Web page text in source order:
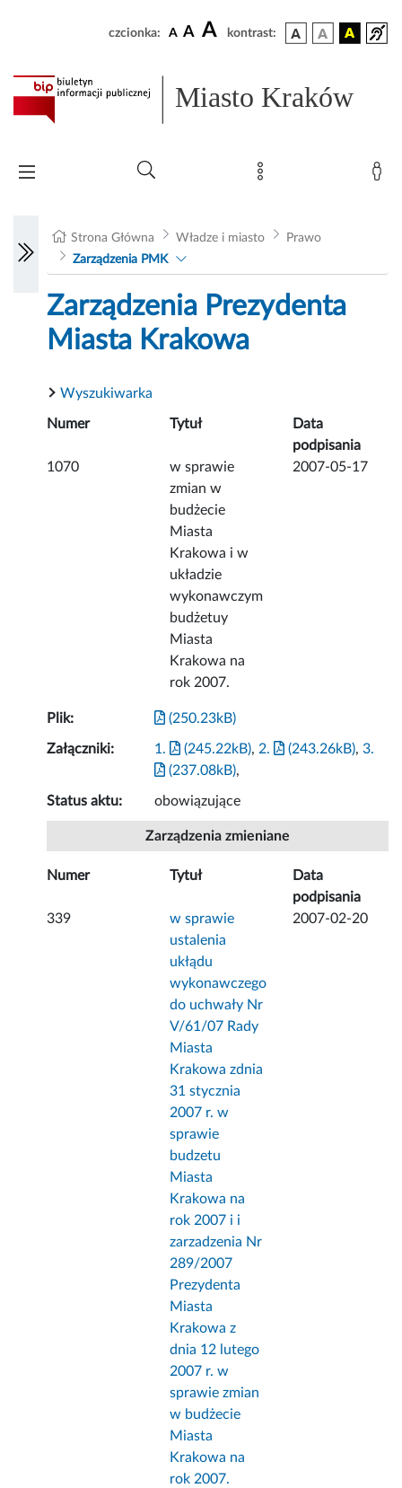
czcionka: A A A kontrast:
Miasto Kraków
Strona Główna Władze i miasto
Prawo
Zarządzenia PMK
Zarządzenia Prezydenta
Miasta Krakowa
Wyszukiwarka
Numer Tytuł
Data
podpisania
1070
w sprawie
zmian w
budżecie
Miasta
Krakowa i w
układzie
wykonawczym
budżetuy
Miasta
Krakowa na
rok 2007.
2007-05-17
Plik: (250.23kB)
Załączniki: 1. (245.22kB), 2. (243.26kB),3.
(237.08kB),
Status aktu: obowiązujące
Zarządzenia zmieniane
Numer Tytuł
Data
podpisania
339
w sprawie
ustalenia
ukłądu
wykonawczego
do uchwały Nr
V/61/07 Rady
Miasta
Krakowa zdnia
31 stycznia
2007 r. w
sprawie
budzetu
Miasta
Krakowa na
rok 2007 i i
zarzadzenia Nr
289/2007
Prezydenta
Miasta
Krakowa z
dnia 12 lutego
2007 r. w
sprawie zmian
w budżecie
Miasta
Krakowa na
rok 2007.
2007-02-20